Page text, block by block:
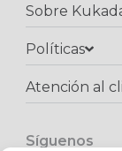
Sobre
Políticas
Atención al
Síguenos